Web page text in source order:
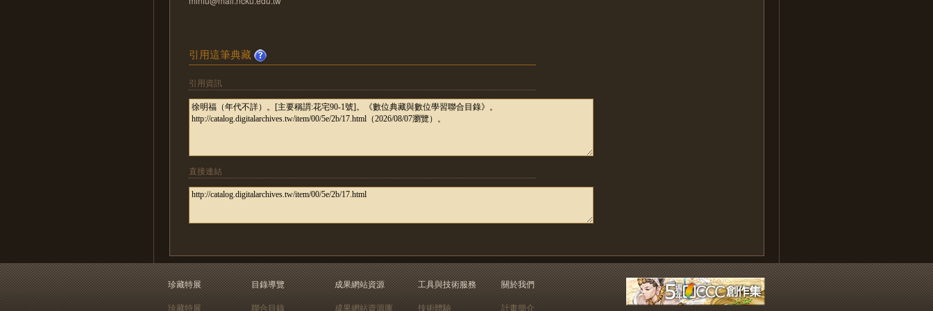
引用這筆典藏
引用資訊
直接連結
珍藏特展
珍藏特展
目錄導覽
聯合目錄
成果網站資源
成果網站資源庫
工具與技術服務
技術體驗
關於我們
計畫簡介